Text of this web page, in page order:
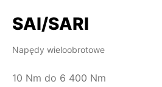
SAI/SARI
Napędy wieloobrotowe
10 Nm do 6 400 Nm